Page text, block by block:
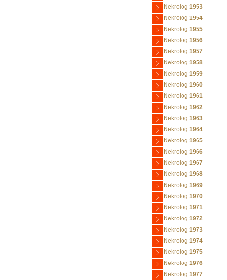
Nekrolog 1953
Nekrolog 1954
Nekrolog 1955
Nekrolog 1956
Nekrolog 1957
Nekrolog 1958
Nekrolog 1959
Nekrolog 1960
Nekrolog 1961
Nekrolog 1962
Nekrolog 1963
Nekrolog 1964
Nekrolog 1965
Nekrolog 1966
Nekrolog 1967
Nekrolog 1968
Nekrolog 1969
Nekrolog 1970
Nekrolog 1971
Nekrolog 1972
Nekrolog 1973
Nekrolog 1974
Nekrolog 1975
Nekrolog 1976
Nekrolog 1977